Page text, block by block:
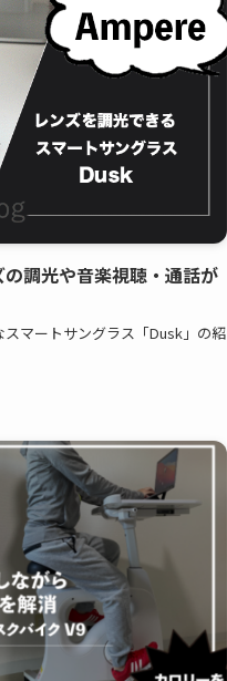
調光や音楽視聴・通話が
マートサングラス「Dusk」の紹